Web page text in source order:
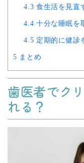
4.3 食生活を見直
4.4 十分な睡眠を
4.5 定期的に健診
5 まとめ
歯医者でク
れる？